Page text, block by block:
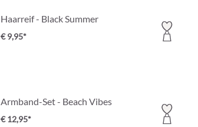
Haarreif - Black Summer
€ 9,95*
Armband-Set - Beach Vibes
€ 12,95*